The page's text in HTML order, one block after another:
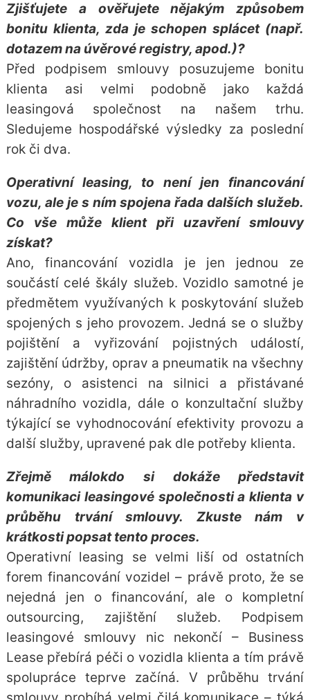
Zjišťujete a ověřujete nějakým způsobem
bonitu klienta, zda je schopen splácet (např.
dotazem na úvěrové registry, apod.)?
Před podpisem smlouvy posuzujeme bonitu
klienta asi velmi podobně jako každá
leasingová společnost na našem trhu.
Sledujeme hospodářské výsledky za poslední
rok či dva.
Operativní leasing, to není jen financování
vozu, ale je s ním spojena řada dalších služeb.
Co vše může klient při uzavření smlouvy
získat?
Ano, financování vozidla je jen jednou ze
součástí celé škály služeb. Vozidlo samotné je
předmětem využívaných k poskytování služeb
spojených s jeho provozem. Jedná se o služby
pojištění a vyřizování pojistných událostí,
zajištění údržby, oprav a pneumatik na všechny
sezóny, o asistenci na silnici a přistávané
náhradního vozidla, dále o konzultační služby
týkající se vyhodnocování efektivity provozu a
další služby, upravené pak dle potřeby klienta.
Zřejmě málokdo si dokáže představit
komunikaci leasingové společnosti a klienta v
průběhu trvání smlouvy. Zkuste nám v
krátkosti popsat tento proces.
Operativní leasing se velmi liší od ostatních
forem financování vozidel – právě proto, že se
nejedná jen o financování, ale o kompletní
outsourcing, zajištění služeb. Podpisem
leasingové smlouvy nic nekončí – Business
Lease přebírá péči o vozidla klienta a tím právě
spolupráce teprve začíná. V průběhu trvání